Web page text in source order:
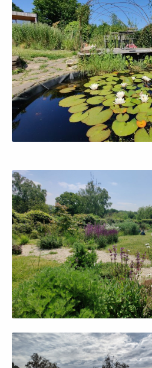
Afficher en grand
Afficher en grand